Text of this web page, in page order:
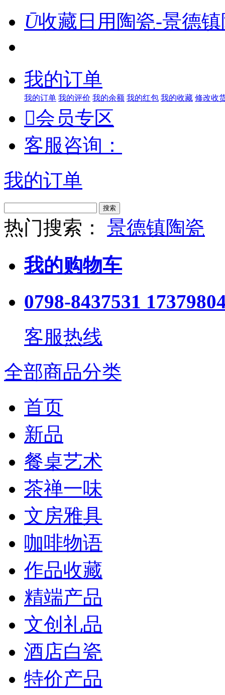
Ū收藏日用陶瓷-景德
我的订单
我的订单 我的评价 我的余额 我的红包 我的收藏 修改收
会员专区
客服咨询：
我的订单
搜索
热门搜索：
景德镇陶瓷
我的购物车
0798-8437531
客服热线
全部商品分类
首页
新品
餐桌艺术
茶禅一味
文房雅具
咖啡物语
作品收藏
精端产品
文创礼品
酒店白瓷
特价产品